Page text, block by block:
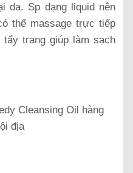
da. Sp dạng liquid nên
thể massage trực tiếp
trang giúp làm sạch
Cleansing Oil hàng
địa